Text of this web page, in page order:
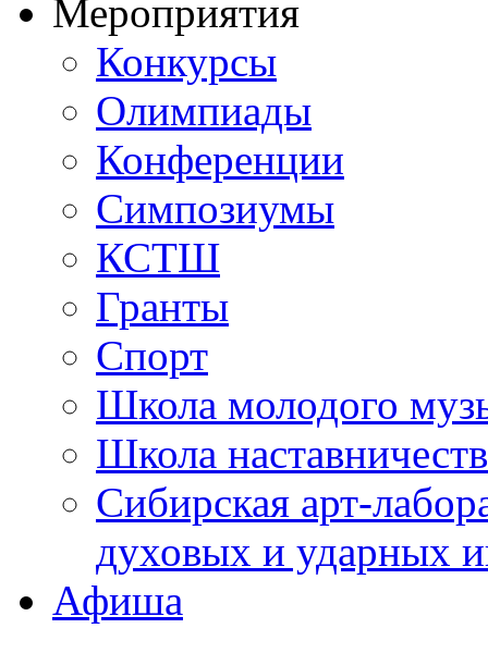
Мероприятия
Конкурсы
Олимпиады
Конференции
Симпозиумы
КСТШ
Гранты
Спорт
Школа молодого
Школа
Сибирская арт-
духовых и ударных
Афиша